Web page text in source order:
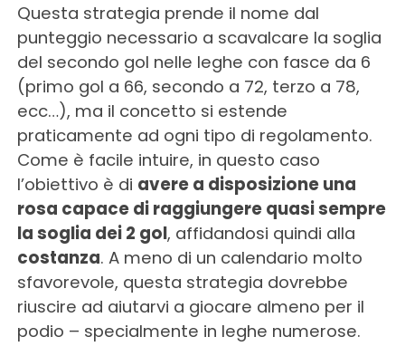
Questa strategia prende il nome dal
punteggio necessario a scavalcare la soglia
del secondo gol nelle leghe con fasce da 6
(primo gol a 66, secondo a 72, terzo a 78,
ecc…), ma il concetto si estende
praticamente ad ogni tipo di regolamento.
Come è facile intuire, in questo caso
l’obiettivo è di avere a disposizione una
rosa capace di raggiungere quasi sempre
la soglia dei 2 gol, affidandosi quindi alla
costanza. A meno di un calendario molto
sfavorevole, questa strategia dovrebbe
riuscire ad aiutarvi a giocare almeno per il
podio – specialmente in leghe numerose.